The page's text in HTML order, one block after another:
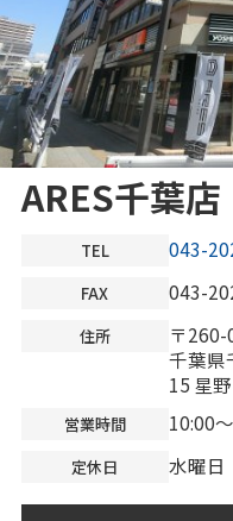
ARES千葉店
TEL 043-
FAX 043-
住所
〒260-
千葉県
15 星
営業時間 10:00
定休日 水曜日